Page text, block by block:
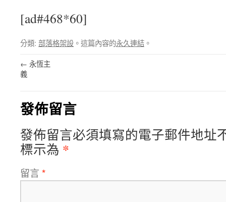
[ad#468*60]
分類: 部落格架設 。這篇內容的永久連結 。
← 永恆主
義
發佈留言
發佈留言必須填寫的電子郵件地址
標示為 *
留言 *